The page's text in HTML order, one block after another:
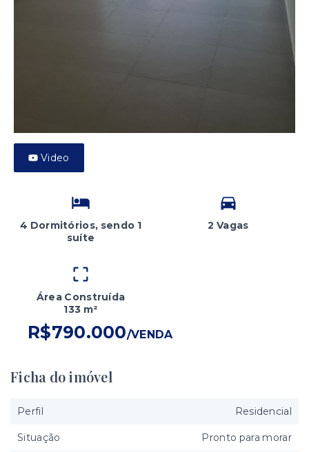
Video
4 Dormitórios, sendo 1
suíte
2 Vagas
Área Construída
133 m²
R$790.000/VENDA
Ficha do imóvel
Perfil Residencial
Situação Pronto para morar